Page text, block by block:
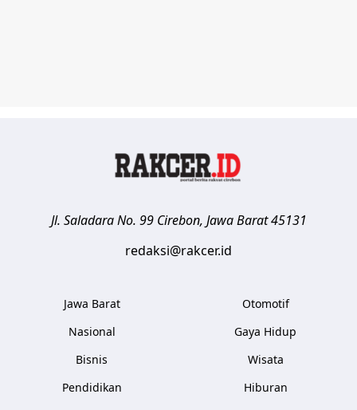
Jl. Saladara No. 99 Cirebon, Jawa Barat 45131
redaksi@rakcer.id
Jawa Barat
Nasional
Bisnis
Pendidikan
Otomotif
Gaya Hidup
Wisata
Hiburan